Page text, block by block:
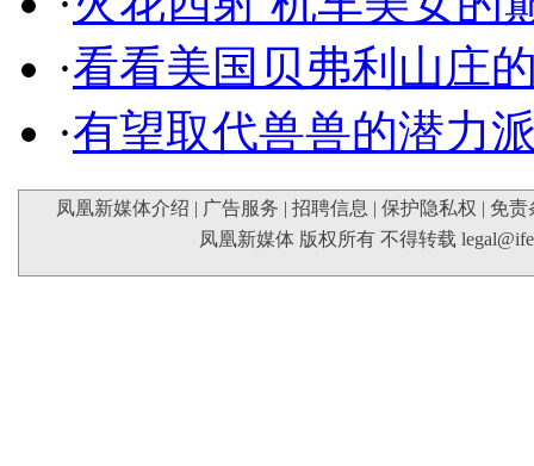
·看看美国贝弗利山庄
·有望取代兽兽的潜力
凤凰新媒体介绍 | 广告服务 | 招聘信息 | 保护隐私权 | 免责
凤凰新媒体 版权所有 不得转载